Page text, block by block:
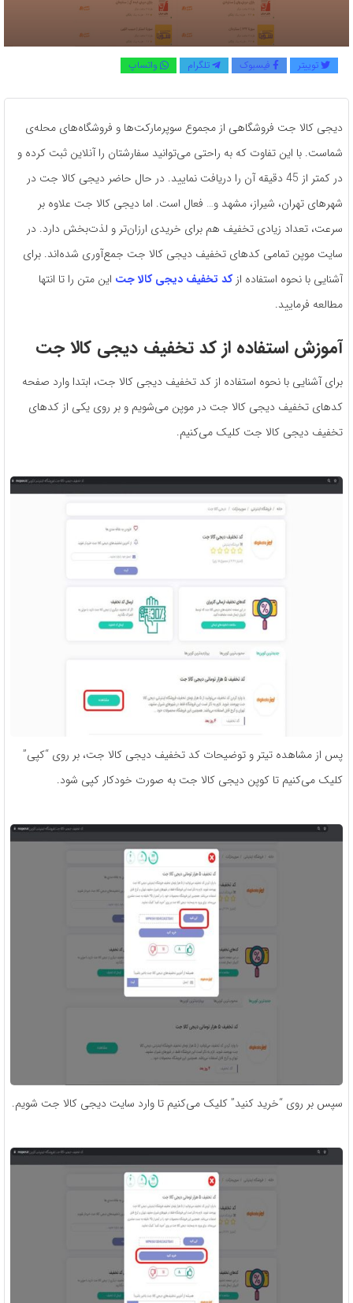
توییتر فیسبوک تلگرام واتساپ
دیجی کالا جت فروشگاهی از مجموع سوپرمارکت‌ها و فروشگاه‌های محله‌ی
شماست. با این تفاوت که به راحتی ‌می‌توانید سفارشتان را آنلاین ثبت کرده و
در کمتر از 45 دقیقه آن را دریافت نمایید. در حال حاضر دیجی کالا جت در
شهرهای تهران، شیراز، مشهد و… فعال است. اما دیجی کالا جت علاوه بر
سرعت، تعداد زیادی تخفیف هم برای خریدی ارزان‌تر و لذت‌بخش دارد. در
سایت موپن تمامی کدهای تخفیف دیجی کالا جت جمع‌آوری شده‌اند. برای
آشنایی با نحوه استفاده ازکد تخفیف دیجی کالا جت این متن را تا انتها
مطالعه فرمایید.
آموزش استفاده از کد تخفیف دیجی کالا جت
برای آشنایی با نحوه استفاده از کد تخفیف دیجی کالا جت، ابتدا وارد صفحه
کدهای تخفیف دیجی کالا جت در موپن می‌شویم و بر روی یکی از کدهای
تخفیف دیجی کالا جت کلیک می‌کنیم.
پس از مشاهده تیتر و توضیحات کد تخفیف دیجی کالا جت، بر روی “کپی”
کلیک می‌کنیم تا کوپن دیجی کالا جت به صورت خودکار کپی شود.
سپس بر روی “خرید کنید” کلیک می‌کنیم تا وارد سایت دیجی کالا جت شویم.